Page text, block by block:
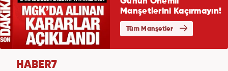
HABER7